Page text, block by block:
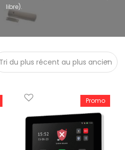
libre).
Promo